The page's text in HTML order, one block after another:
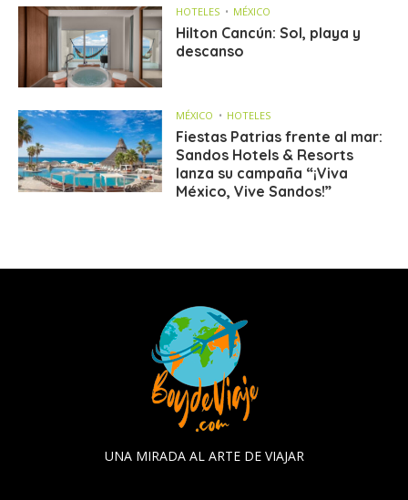
HOTELES MÉXICO
Hilton Cancún: Sol, playa y
descanso
MÉXICO HOTELES
Fiestas Patrias frente al mar:
Sandos Hotels & Resorts
lanza su campaña “¡Viva
México, Vive Sandos!”
UNA MIRADA AL ARTE DE VIAJAR